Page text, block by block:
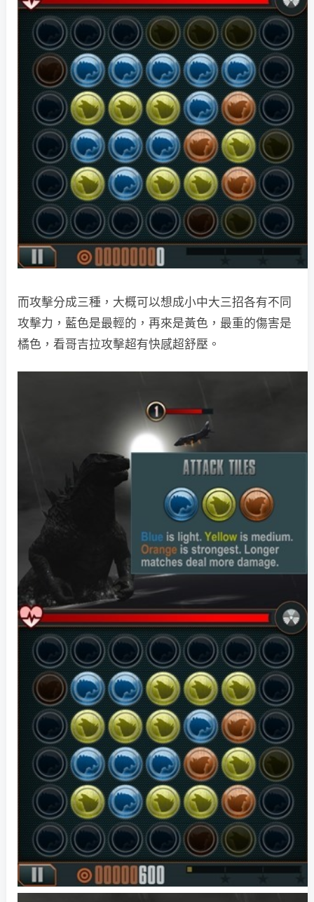
而攻擊分成三種，大概可以想成小中大三招各有不同
攻擊力，藍色是最輕的，再來是黃色，最重的傷害是
橘色，看哥吉拉攻擊超有快感超舒壓。